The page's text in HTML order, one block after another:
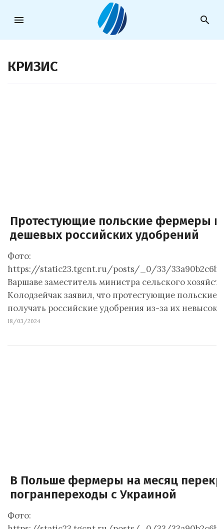
menu search
КРИЗИС
Протестующие польские фермеры
дешевых российских удобрений
Фото:
https://static23.tgcnt.ru/posts/_0/33/
Варшаве заместитель министра сельского
Колодзейчак заявил, что протестующие
получать российские удобрения из-за их
18/03/2024
В Польше фермеры на месяц
погранпереходы с Украиной
Фото: